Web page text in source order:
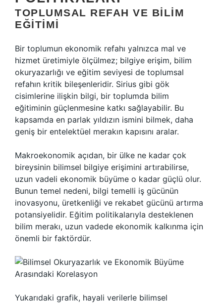
TOPLUMSAL REFAH VE BILIM
EĞITIMI
Bir toplumun ekonomik refahı yalnızca mal ve
hizmet üretimiyle ölçülmez; bilgiye erişim, bilim
okuryazarlığı ve eğitim seviyesi de toplumsal
refahın kritik bileşenleridir. Sirius gibi gök
cisimlerine ilişkin bilgi, bir toplumda bilim
eğitiminin güçlenmesine katkı sağlayabilir. Bu
kapsamda en parlak yıldızın ismini bilmek, daha
geniş bir entelektüel merakın kapısını aralar.
Makroekonomik açıdan, bir ülke ne kadar çok
bireysinin bilimsel bilgiye erişimini artırabilirse,
uzun vadeli ekonomik büyüme o kadar güçlü olur.
Bunun temel nedeni, bilgi temelli iş gücünün
inovasyonu, üretkenliği ve rekabet gücünü artırma
potansiyelidir. Eğitim politikalarıyla desteklenen
bilim merakı, uzun vadede ekonomik kalkınma için
önemli bir faktördür.
Yukarıdaki grafik, hayali verilerle bilimsel